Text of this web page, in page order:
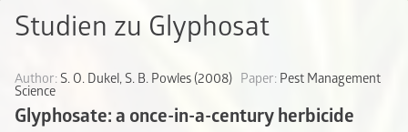
Studien zu Glyphosat
Author: S. O. Dukel, S. B. Powles (2008) Paper: Pest Management
Science
Glyphosate: a once-in-a-century herbicide